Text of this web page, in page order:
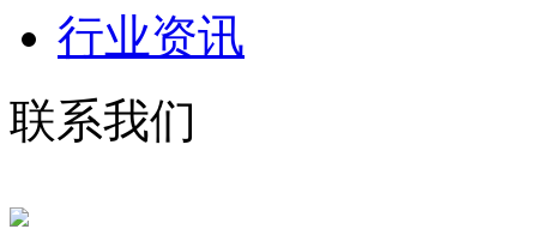
行业资讯
联系我们